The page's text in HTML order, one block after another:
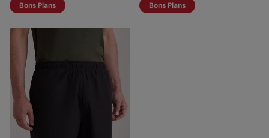
Bons Plans Bons Plans